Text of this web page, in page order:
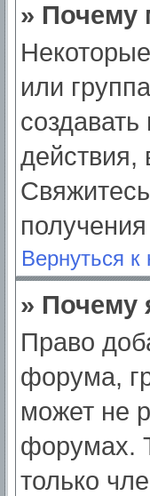
» Почему
или
действия,
Вернуться к
» Почему
Право
форума,
может не
форумах.
только